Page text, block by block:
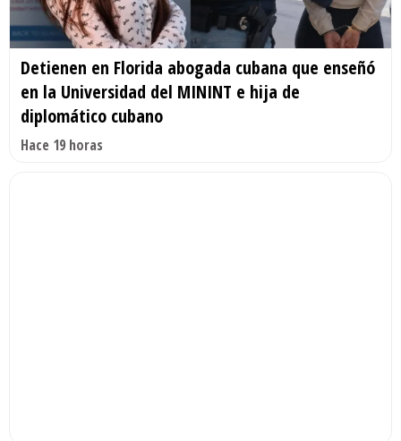
Detienen en Florida abogada cubana que enseñó
en la Universidad del MININT e hija de
diplomático cubano
Hace 19 horas